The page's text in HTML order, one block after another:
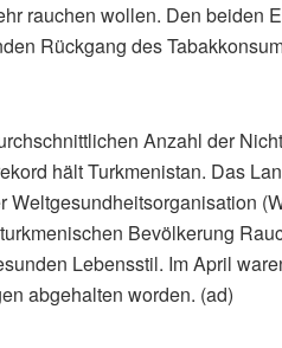
rauchen wollen. Den beiden
Rückgang des
Anzahl der
hält Turkmenistan. Das
Weltgesundheitsorganisation
Bevölkerung
Lebensstil. Im April
abgehalten worden. (ad)